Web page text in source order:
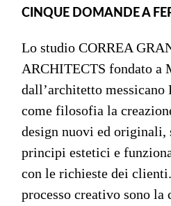
CINQUE DOMANDE A
Lo studio CORREA
ARCHITECTS fondato a
dall’architetto messicano
come filosofia la
design nuovi ed originali,
principi estetici e
con le richieste dei
processo creativo sono